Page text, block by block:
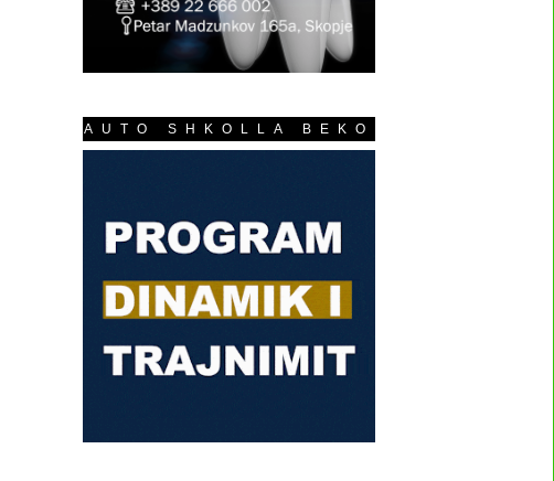
AUTO SHKOLLA BEKO